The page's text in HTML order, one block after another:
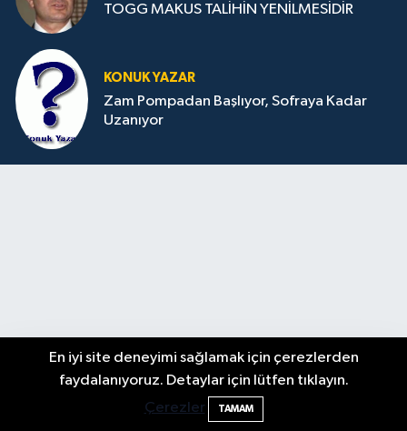
TOGG MAKUS TALİHİN YENİLMESİDİR
KONUK YAZAR
Zam Pompadan Başlıyor, Sofraya Kadar
Uzanıyor
En iyi site deneyimi sağlamak için çerezlerden
faydalanıyoruz. Detaylar için lütfen tıklayın.
Çerezler
TAMAM
10:24 Bartın Aile Kampı İçin Başvurular Sona